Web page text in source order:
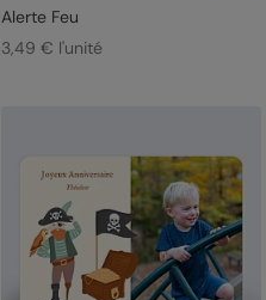
Alerte Feu
3,49 € l'unité